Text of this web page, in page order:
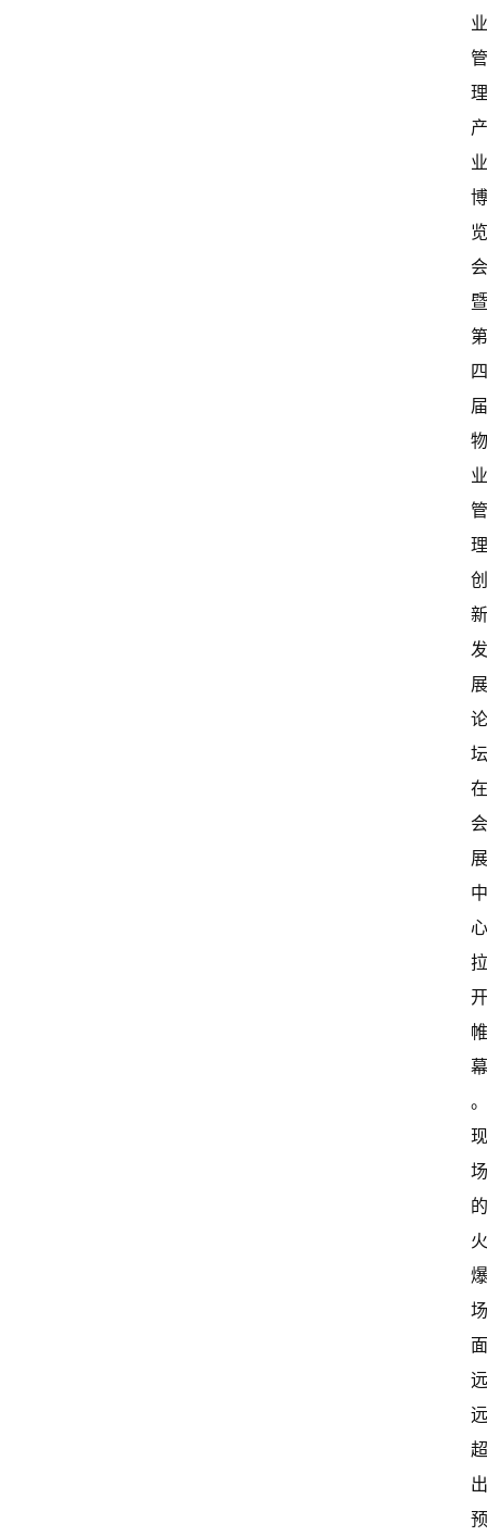
业
管
理
产
业
博
览
会
暨
第
四
届
物
业
管
理
创
新
发
展
论
坛
在
会
展
中
心
拉
开
帷
幕
。
现
场
的
火
爆
场
面
远
远
超
出
预